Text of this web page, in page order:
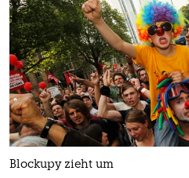
Blockupy zieht um